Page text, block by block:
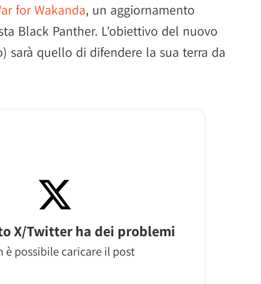
for Wakanda, un aggiornamento
Black Panther. L'obiettivo del nuovo
sarà quello di difendere la sua terra da
X/Twitter ha dei problemi
è possibile caricare il post